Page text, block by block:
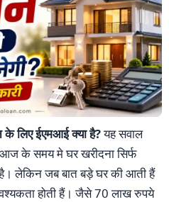
लिए ईएमआई क्या है?यह सवाल
के समय मे घर खरीदना सिर्फ
लेकिन जब बात बड़े घर की आती हैं
होती हैं। जैसे 70 लाख रुपये